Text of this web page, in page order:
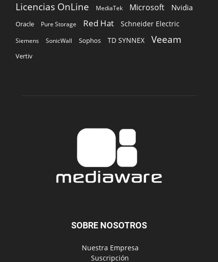
Licencias OnLine MediaTek Microsoft Nvidia
Oracle Pure Storage Red Hat Schneider Electric
Siemens SonicWall Sophos TD SYNNEX Veeam
Vertiv
SOBRE NOSOTROS
‎ Nuestra Empresa
‎ Suscripción